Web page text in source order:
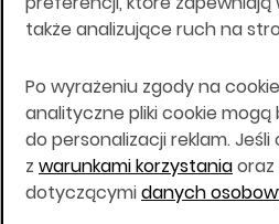
kierowane do osób
zamieszkania lub pobytu w
Japonii, ani w dowolnej innej
taki materiał byłby
których zgodne z prawem
inwestycyjnych nie jest
jest możliwe złożenie oferty.
w danej jurysdykcji określają,
nabycie poszczególnych
także analizujące ruch na
Po wyrażeniu zgody na
analityczne pliki cookie
do personalizacji reklam.
z warunkami korzystania
dotyczącymidanych